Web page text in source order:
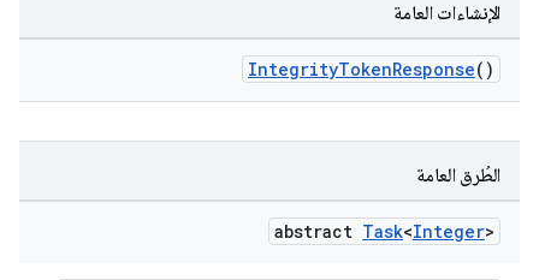
الإنشاءات العامة
IntegrityTokenResponse()
الطُرق العامة
abstract Task<Integer>